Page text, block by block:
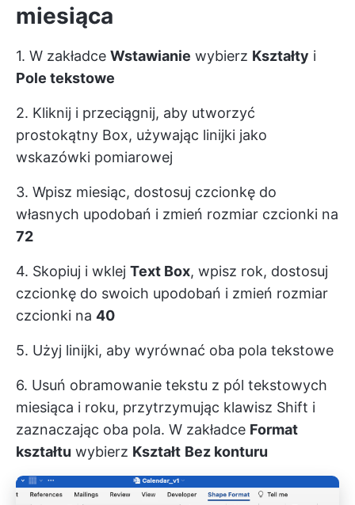
miesiąca
1. W zakładce Wstawianie wybierz Kształty i
Pole tekstowe
2. Kliknij i przeciągnij, aby utworzyć
prostokątny Box, używając linijki jako
wskazówki pomiarowej
3. Wpisz miesiąc, dostosuj czcionkę do
własnych upodobań i zmień rozmiar czcionki na
72
4. Skopiuj i wklej Text Box, wpisz rok, dostosuj
czcionkę do swoich upodobań i zmień rozmiar
czcionki na 40
5. Użyj linijki, aby wyrównać oba pola tekstowe
6. Usuń obramowanie tekstu z pól tekstowych
miesiąca i roku, przytrzymując klawisz Shift i
zaznaczając oba pola. W zakładce Format
kształtu wybierz Kształt Bez konturu